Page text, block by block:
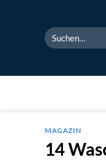
Suchen
nach:
MAGAZIN
14